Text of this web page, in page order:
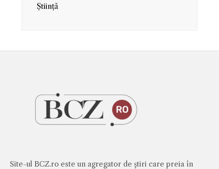
Știință
Site-ul BCZ.ro este un agregator de ştiri care preia în